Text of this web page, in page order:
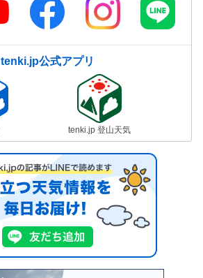
tenki.jp公式アプリ
tenki.jp 登山天気